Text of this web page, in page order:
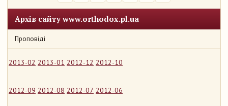
Архів сайту www.orthodox.pl.ua
Проповіді
2013-02 2013-01 2012-12 2012-10
2012-09 2012-08 2012-07 2012-06